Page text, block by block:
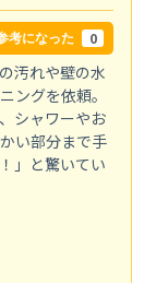
考になった 0
汚れや壁の水
ングを依頼。
シャワーやお
い部分まで手
」と驚いてい